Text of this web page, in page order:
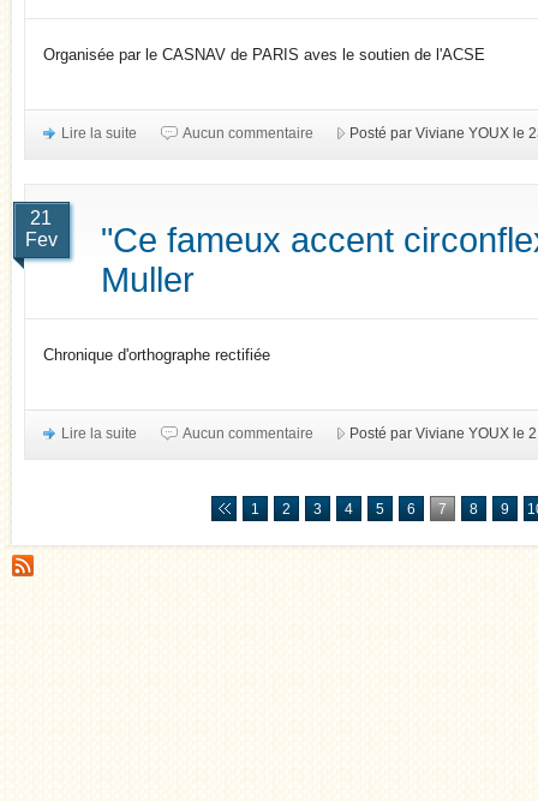
Organisée par le CASNAV de PARIS aves le soutien de l'ACSE
Lire la suite Aucun commentaire Posté par Viviane YOUX le
21
Fev
"Ce fameux accent
Muller
Chronique d'orthographe rectifiée
Lire la suite Aucun commentaire Posté par Viviane YOUX le
1 2 3 4 5 6 7 8 9